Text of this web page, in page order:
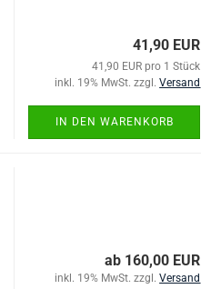
41,90 EUR
41,90 EUR pro 1 Stück
inkl. 19% MwSt. zzgl.Versand
IN DEN WARENKORB
ab 160,00 EUR
inkl. 19% MwSt. zzgl.Versand